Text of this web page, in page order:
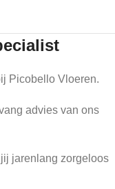
Picobello Vloeren.
advies van ons
jarenlang zorgeloos